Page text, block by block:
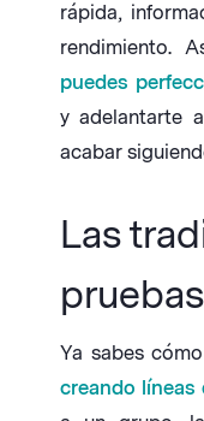
rápida,
rendimiento.
puedes
y adelantarte
acabar
Las
Ya sabes
creando líneas